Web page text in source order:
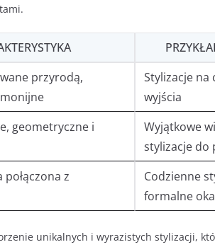
przyrodą,
Stylizacje na
wyjścia
geometryczne i
Wyjątkowe
stylizacje do
połączona z
Codzienne
formalne
unikalnych i wyrazistych stylizacji,